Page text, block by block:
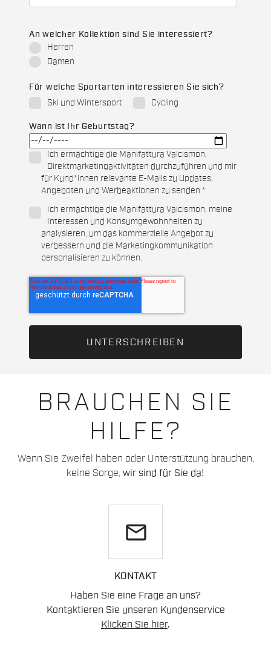
BRAUCHEN SIE
HILFE?
Wenn Sie Zweifel haben oder Unterstützung brauchen,
keine Sorge, wir sind für Sie da!
email
KONTAKT
Haben Sie eine Frage an uns?
Kontaktieren Sie unseren Kundenservice
Klicken Sie hier.
An welcher Kollektion sind Sie interessiert?
Herren
Damen
Für welche Sportarten interessieren Sie sich?
Ski und Wintersport
Cycling
Wann ist Ihr Geburtstag?
Ich ermächtige die Manifattura Valcismon,
Direktmarketingaktivitäten durchzuführen und mir
für Kund*innen relevante E-Mails zu Updates,
Angeboten und Werbeaktionen zu senden. *
Ich ermächtige die Manifattura Valcismon, meine
Interessen und Konsumgewohnheiten zu
analysieren, um das kommerzielle Angebot zu
verbessern und die Marketingkommunikation
personalisieren zu können.